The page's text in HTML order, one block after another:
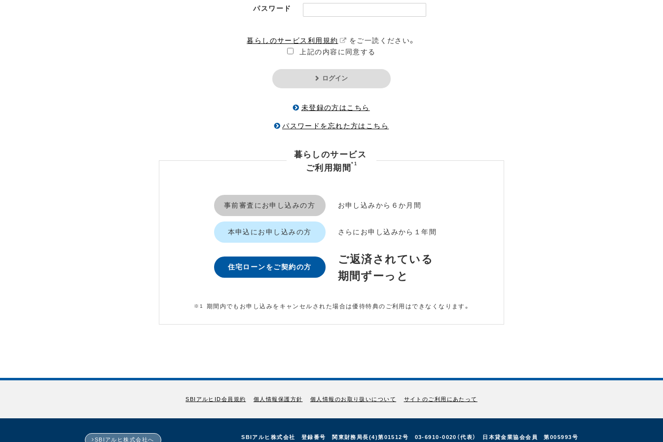
パスワード
暮らしのサービス利用規約
をご一読ください。
上記の内容に同意する
ログイン
未登録の方はこちら
パスワードを忘れた方はこちら
暮らしのサービス
ご利用期間 *1
事前審査にお申し込みの方 お申し込みから６か月間
本申込にお申し込みの方 さらにお申し込みから１年間
住宅ローンをご契約の方
ご返済されている
期間ずーっと
期間内でもお申し込みをキャンセルされた場合は優待特典のご利用はできなくなります。
SBIアルヒID会員規約 個人情報保護方針 個人情報のお取り扱いについて サイトのご利用にあたって
SBIアルヒ株式会社 登録番号 関東財務局長(4)第01512号 03-6910-0020（代表） 日本貸金業協会会員 第005993号
SBIアルヒ株式会社へ